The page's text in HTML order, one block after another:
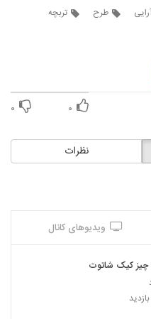
طرح تربچه
۰ ۰
نظرات
ویدیوهای کانال
چیز کیک شاتوت